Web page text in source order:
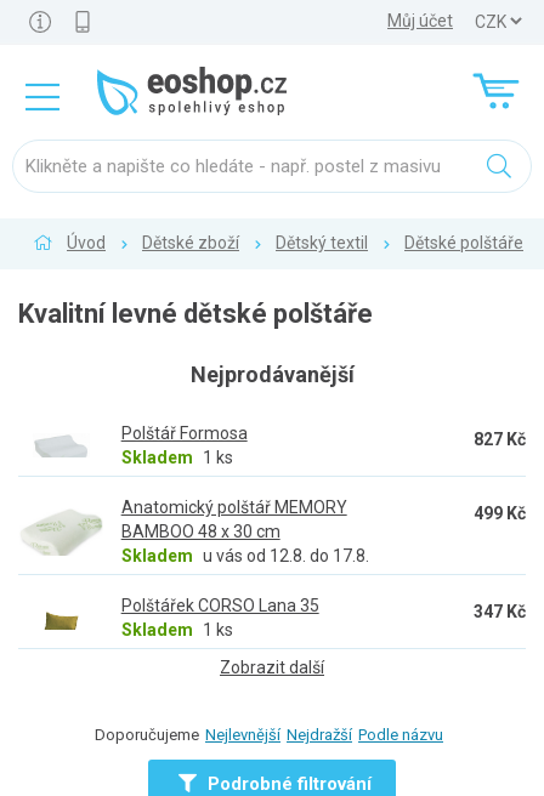
Můj účet
Úvod Dětské zboží Dětský textil Dětské polštáře
Kvalitní levné dětské polštáře
Nejprodávanější
Polštář Formosa
Skladem
1 ks
827 Kč
Anatomický polštář MEMORY
BAMBOO 48 x 30 cm
Skladem u vás od 12.8. do 17.8.
499 Kč
Polštářek CORSO Lana 35
Skladem
1 ks
347 Kč
Zobrazit další
Doporučujeme Nejlevnější Nejdražší Podle názvu
Podrobné filtrování